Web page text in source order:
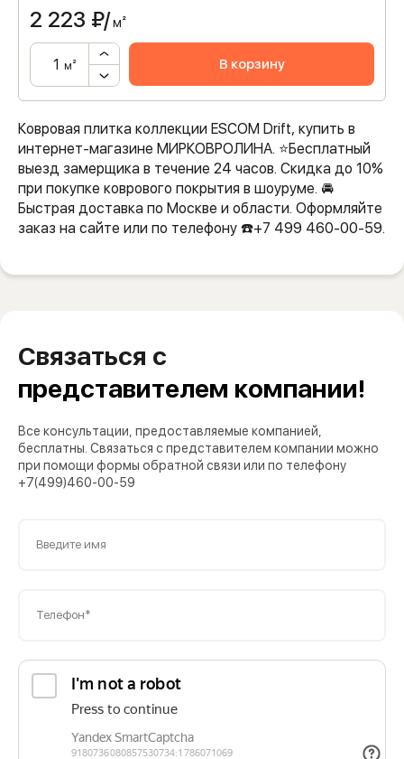
2 223 ₽/м²
м² В корзину
Ковровая плитка коллекции ESCOM Drift, купить в
интернет-магазине МИРКОВРОЛИНА. ⭐️Бесплатный
выезд замерщика в течение 24 часов. Скидка до 10%
при покупке коврового покрытия в шоуруме. 🚘
Быстрая доставка по Москве и области. Оформляйте
заказ на сайте или по телефону ☎️+7 499 460-00-59.
Связаться с
представителем компании!
Все консультации, предоставляемые компанией,
бесплатны. Связаться с представителем компании можно
при помощи формы обратной связи или по телефону
+7(499)460-00-59
Введите имя
Телефон*